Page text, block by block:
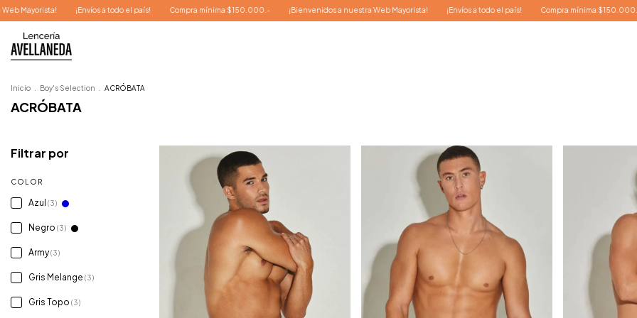
el país! Compra mínima $150.000.- ¡Bienvenidos a nuestra Web Mayorista! ¡Envíos a todo el país! Compra mínima $150.000.- ¡Bienvenidos a nuestra
Inicio Boy's Selection ACRÓBATA
ACRÓBATA
Filtrar por
COLOR
Azul (3)
Negro (3)
Army(3)
Gris Melange (3)
Gris Topo (3)